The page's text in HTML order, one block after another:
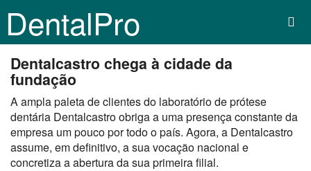
DentalPro
Dentalcastro chega à cidade da
fundação
A ampla paleta de clientes do laboratório de prótese
dentária Dentalcastro obriga a uma presença constante da
empresa um pouco por todo o país. Agora, a Dentalcastro
assume, em definitivo, a sua vocação nacional e
concretiza a abertura da sua primeira filial.